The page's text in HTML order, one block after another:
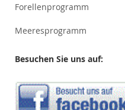
Forellenprogramm
Meeresprogramm
Besuchen Sie uns auf: